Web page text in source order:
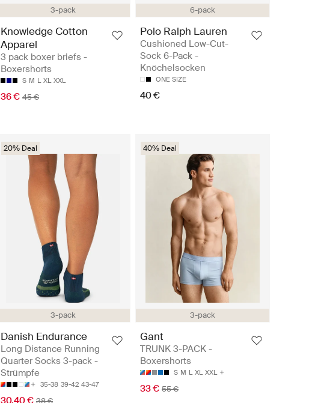
3-pack
Knowledge Cotton
Apparel
3 pack boxer briefs -
Boxershorts
S M L XL XXL
36 € 45 €
6-pack
Polo Ralph Lauren
Cushioned Low-Cut-
Sock 6-Pack -
Knöchelsocken
ONE SIZE
40 €
3-pack
20% Deal
Danish Endurance
Long Distance Running
Quarter Socks 3-pack -
Strümpfe
35-38 39-42 43-47
3-pack
40% Deal
Gant
TRUNK 3-PACK -
Boxershorts
S M L XL XXL
33 € 55 €